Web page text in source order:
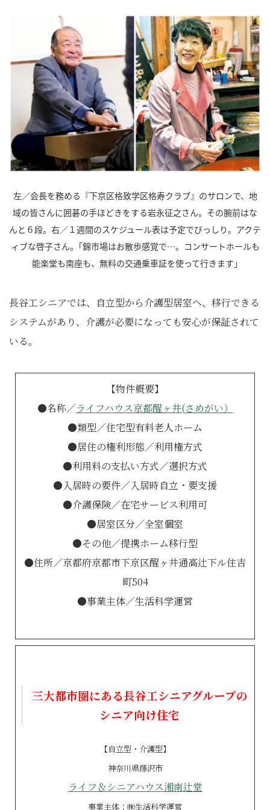
左／会長を務める『下京区格致学区格寿クラブ』のサロンで、地
域の皆さんに囲碁の手ほどきをする岩永征之さん。その腕前はな
んと６段。右／１週間のスケジュール表は予定でびっしり。アクテ
ィブな啓子さん。｢錦市場はお散歩感覚で…。コンサートホールも
能楽堂も南座も、無料の交通乗車証を使って行きます｣
長谷工シニアでは、自立型から介護型居室へ、移行できる
システムがあり、介護が必要になっても安心が保証されて
いる。
【物件概要】
●名称／ライフハウス京都醒ヶ井(さめがい）
●類型／住宅型有料老人ホーム
●居住の権利形態／利用権方式
●利用料の支払い方式／選択方式
●入居時の要件／入居時自立・要支援
●介護保険／在宅サービス利用可
●居室区分／全室個室
●その他／提携ホーム移行型
●住所／京都府京都市下京区醒ヶ井通高辻下ル住吉
町504
●事業主体／生活科学運営
三大都市圏にある長谷工シニアグループの
シニア向け住宅
【自立型・介護型】
神奈川県藤沢市
ライフ＆シニアハウス湘南辻堂
事業主体：㈱生活科学運営